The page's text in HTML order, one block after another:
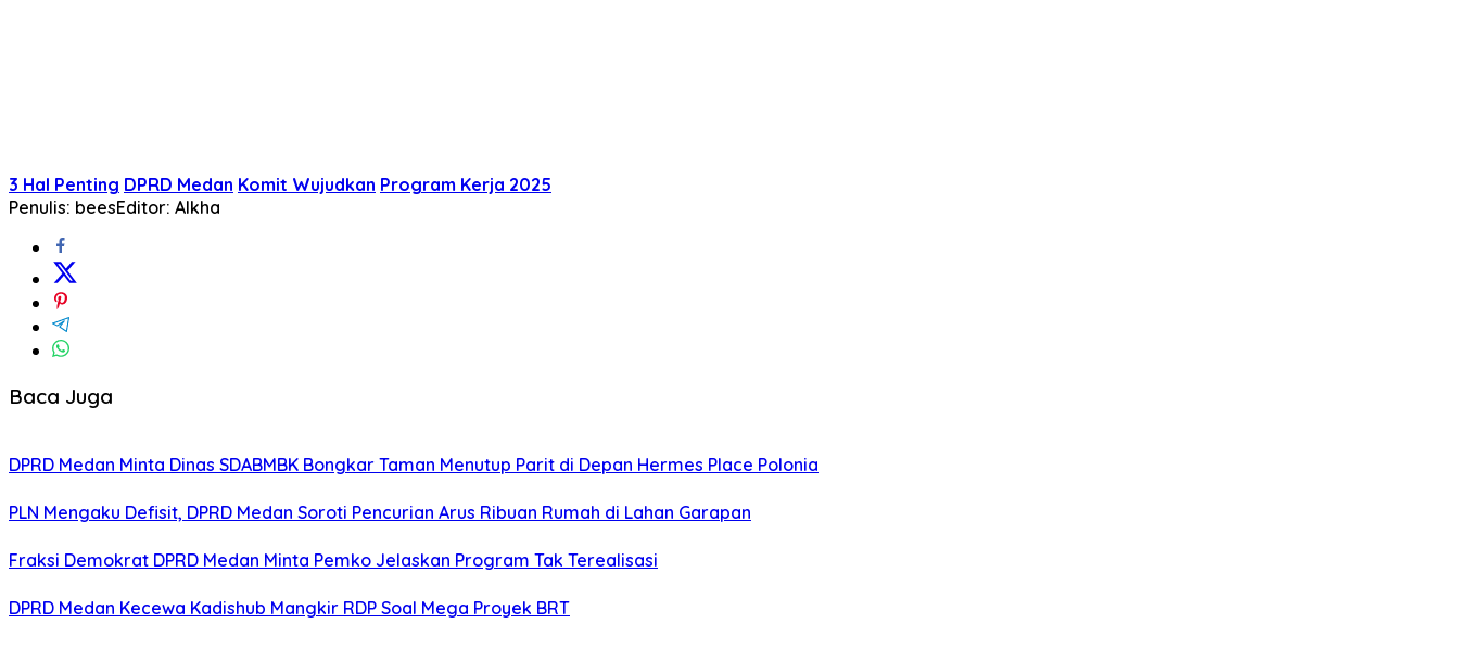
3 Hal Penting DPRD Medan Komit Wujudkan Program Kerja 2025
Penulis: beesEditor: Alkha
Baca Juga
DPRD Medan Minta Dinas SDABMBK Bongkar Taman Menutup Parit di Depan Hermes Place Polonia
PLN Mengaku Defisit, DPRD Medan Soroti Pencurian Arus Ribuan Rumah di Lahan Garapan
Fraksi Demokrat DPRD Medan Minta Pemko Jelaskan Program Tak Terealisasi
DPRD Medan Kecewa Kadishub Mangkir RDP Soal Mega Proyek BRT